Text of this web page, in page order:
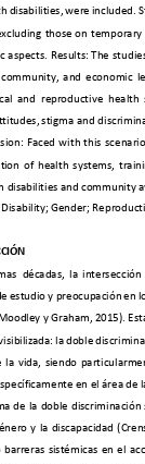
disabilities, were included.
those on temporary
aspects. Results: The
community, and economic
and reproductive health
stigma and
Faced with this
ion of health systems,
disabilities and community
Disability; Gender; Reproduc
IÓN
décadas, a intersección
estudio y preocupación en
oodley y Graham, 2015).
la doble
la vida, siendo
íficamente en el área de
de la doble discriminación
y la discapacidad
barreras sistémicas en el